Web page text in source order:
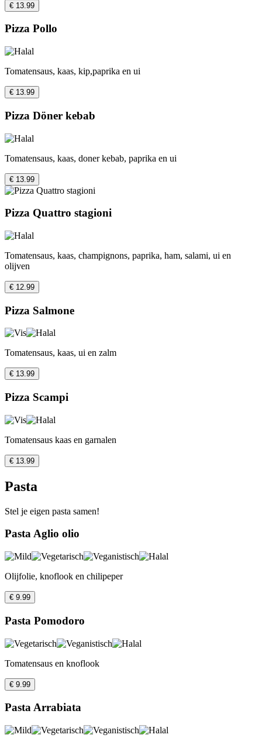
€ 13.99
Pizza Pollo
Tomatensaus, kaas, kip,paprika en ui
€ 13.99
Pizza Döner kebab
Tomatensaus, kaas, doner kebab, paprika en ui
€ 13.99
Pizza Quattro stagioni
Tomatensaus, kaas, champignons, paprika, ham, salami, ui en
olijven
€ 12.99
Pizza Salmone
Tomatensaus, kaas, ui en zalm
€ 13.99
Pizza Scampi
Tomatensaus kaas en garnalen
€ 13.99
Pasta
Stel je eigen pasta samen!
Pasta Aglio olio
Olijfolie, knoflook en chilipeper
€ 9.99
Pasta Pomodoro
Tomatensaus en knoflook
€ 9.99
Pasta Arrabiata